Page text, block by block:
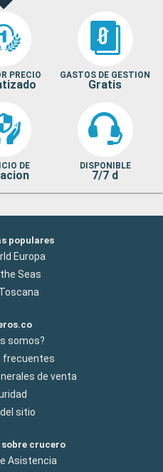
PRECIO GASTOS DE GESTION
Gratis
DE DISPONIBLE
7/7 d
populares
Europa
Seas
somos?
frecuentes
de venta
sitio
crucero
Asistencia